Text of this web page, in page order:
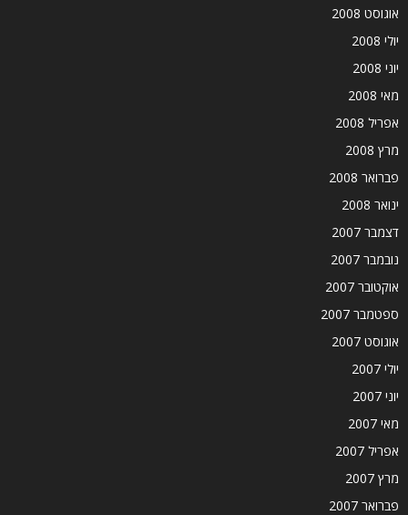
אוגוסט 2008
יולי 2008
יוני 2008
מאי 2008
אפריל 2008
מרץ 2008
פברואר 2008
ינואר 2008
דצמבר 2007
נובמבר 2007
אוקטובר 2007
ספטמבר 2007
אוגוסט 2007
יולי 2007
יוני 2007
מאי 2007
אפריל 2007
מרץ 2007
פברואר 2007